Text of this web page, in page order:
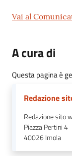
Vai al
A cura di
Questa pagina è
Redazione
Redazione sito
Piazza Pertini 4
40026Imola